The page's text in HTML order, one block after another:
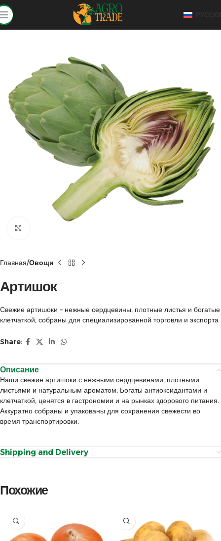
Главная Овощи
Артишок
Свежие артишоки – нежные сердцевины, плотные листья и богатые
клетчаткой, собраны для специализированной торговли и экспорта
Share:
Описание
Наши свежие артишоки с нежными сердцевинами, плотными
листьями и натуральным ароматом. Богаты антиоксидантами и
клетчаткой, ценятся в гастрономии и на рынках здорового питания.
Аккуратно собраны и упакованы для сохранения свежести во
время транспортировки.
Shipping and Delivery
Похожие